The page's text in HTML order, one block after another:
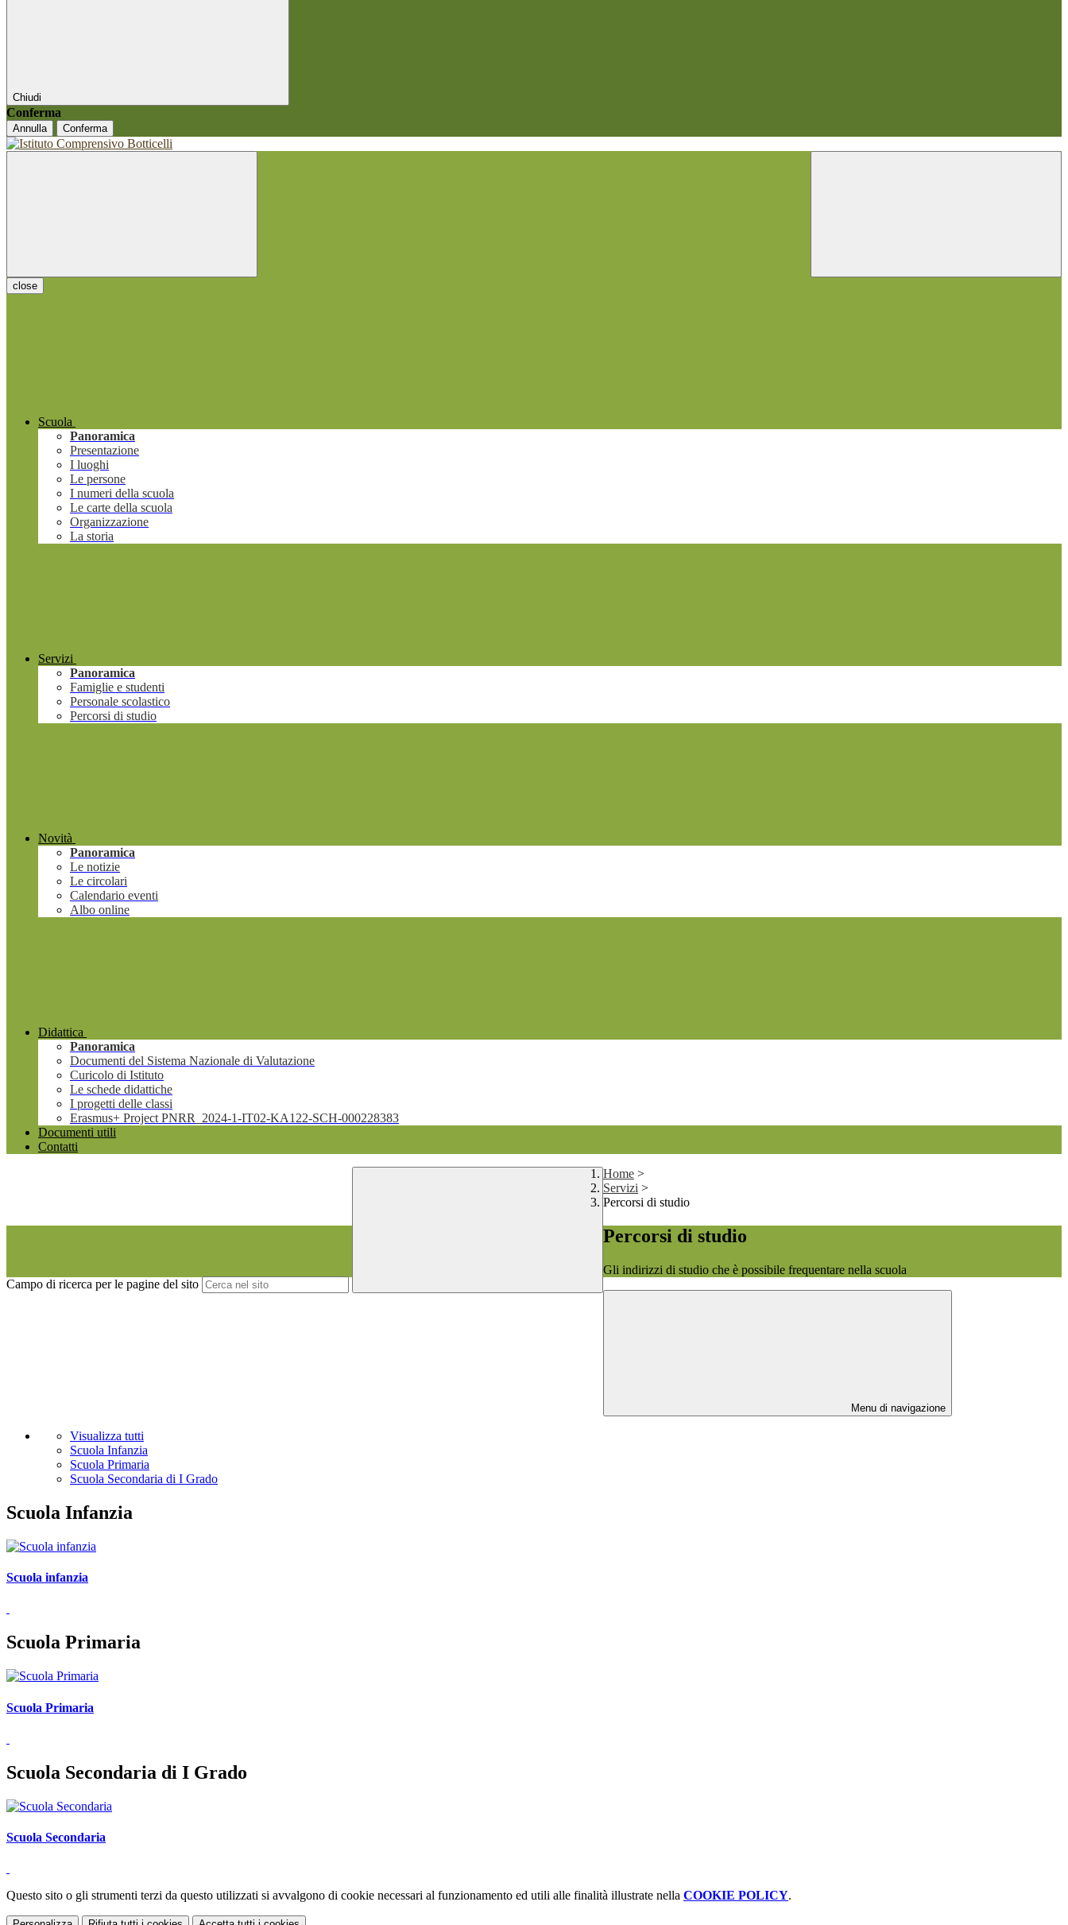
Chiudi
Conferma
Annulla Conferma
close
Scuola
Panoramica
Presentazione
I luoghi
Le persone
I numeri della scuola
Le carte della scuola
Organizzazione
La storia
Servizi
Panoramica
Famiglie e studenti
Personale scolastico
Percorsi di studio
Novità
Panoramica
Le notizie
Le circolari
Calendario eventi
Albo online
Didattica
Panoramica
Documenti del Sistema Nazionale di Valutazione
Curicolo di Istituto
Le schede didattiche
I progetti delle classi
Erasmus+ Project PNRR_2024-1-IT02-KA122-SCH-000228383
Documenti utili
Contatti
Campo di ricerca per le pagine del sito
Home >
Servizi >
Percorsi di studio
Percorsi di studio
Gli indirizzi di studio che è possibile frequentare nella scuola
Menu di navigazione
Visualizza tutti
Scuola Infanzia
Scuola Primaria
Scuola Secondaria di I Grado
Scuola Infanzia
Scuola infanzia
Scuola Primaria
Scuola Primaria
Scuola Secondaria di I Grado
Scuola Secondaria
Questo sito o gli strumenti terzi da questo utilizzati si avvalgono di cookie necessari al funzionamento ed utili alle finalità illustrate nella COOKIE POLICY.